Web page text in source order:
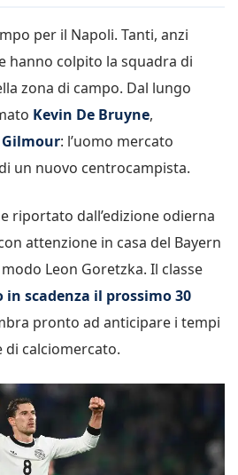
per il Napoli. Tanti, anzi
colpito la squadra di
zona di campo. Dal lungo
Kevin De Bruyne,
: l’uomo mercato
un nuovo centrocampista.
riportato dall’edizione odierna
attenzione in casa del Bayern
Leon Goretzka. Il classe
scadenza il prossimo 30
pronto ad anticipare i tempi
di calciomercato.